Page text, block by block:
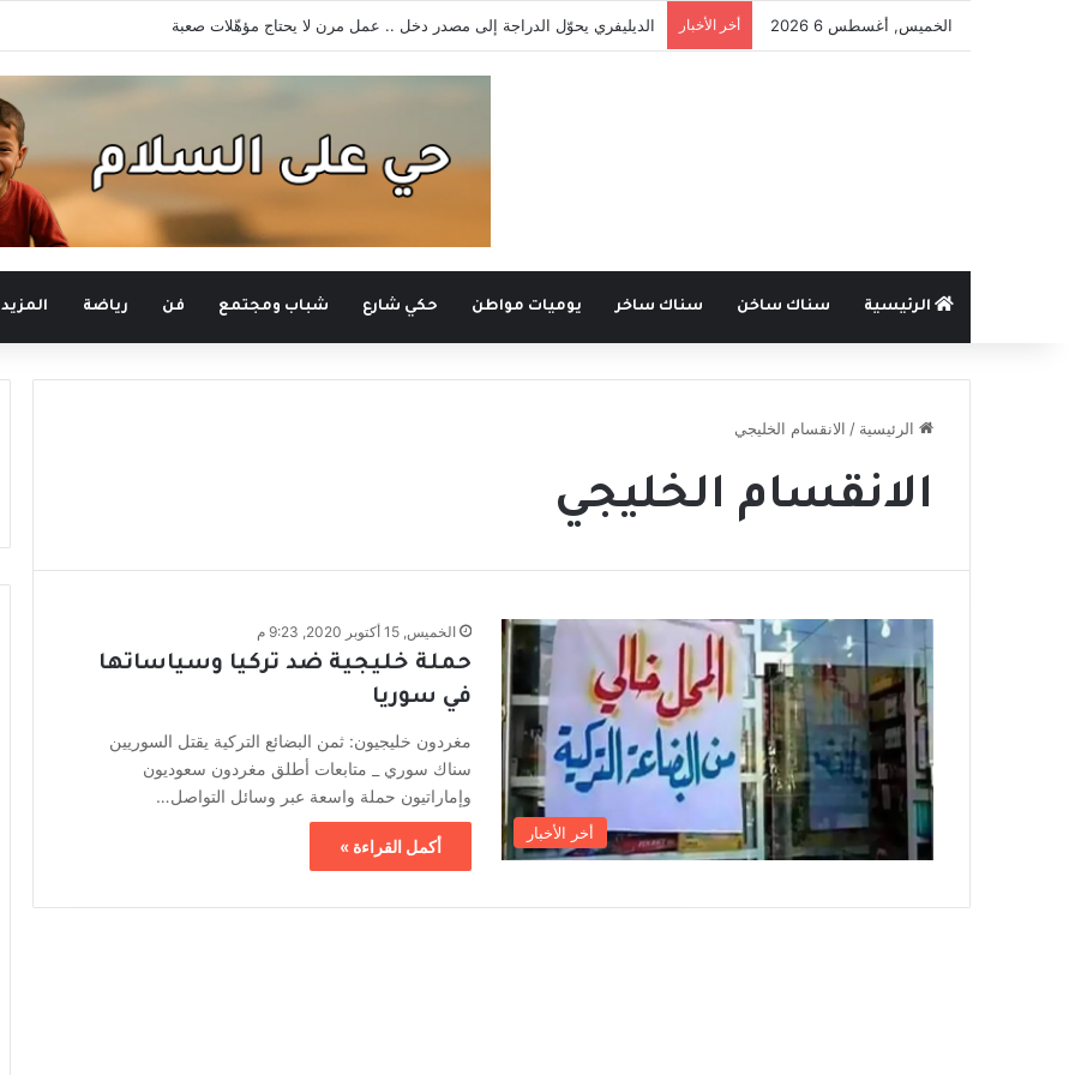
الخميس, أغسطس 6 2026 أخر الأخبار الديليفري يحوّل الدراجة إلى مصدر دخل .. عمل مرن لا يحتاج مؤهّلات صعبة
الرئيسية سناك ساخن سناك ساخر يوميات مواطن حكي شارع شباب ومجتمع فن رياضة المزيد
الرئيسية / الانقسام الخليجي
الانقسام الخليجي
أخر الأخبار
الخميس, 15 أكتوبر 2020, 9:23 م
حملة خليجية ضد تركيا وسياساتها
في سوريا
مغردون خليجيون: ثمن البضائع التركية يقتل السوريين
سناك سوري _ متابعات أطلق مغردون سعوديون
وإماراتيون حملة واسعة عبر وسائل التواصل…
أكمل القراءة »